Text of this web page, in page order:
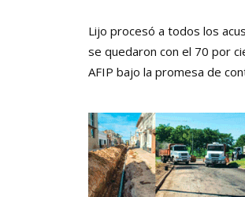
Lijo procesó a todos los
se quedaron con el 70 por
AFIP bajo la promesa de